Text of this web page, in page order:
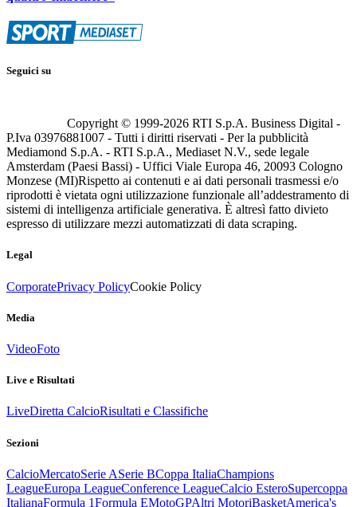
Seguici su
Copyright © 1999-2026 RTI S.p.A. Business Digital -
P.Iva 03976881007 - Tutti i diritti riservati - Per la pubblicità
Mediamond S.p.A. - RTI S.p.A., Mediaset N.V., sede legale
Amsterdam (Paesi Bassi) - Uffici Viale Europa 46, 20093 Cologno
Monzese (MI)Rispetto ai contenuti e ai dati personali trasmessi e/o
riprodotti è vietata ogni utilizzazione funzionale all’addestramento di
sistemi di intelligenza artificiale generativa. È altresì fatto divieto
espresso di utilizzare mezzi automatizzati di data scraping.
Legal
CorporatePrivacy PolicyCookie Policy
Media
VideoFoto
Live e Risultati
LiveDiretta CalcioRisultati e Classifiche
Sezioni
CalcioMercatoSerie ASerie BCoppa ItaliaChampions
LeagueEuropa LeagueConference LeagueCalcio EsteroSupercoppa
ItalianaFormula 1Formula EMotoGPAltri MotoriBasketAmerica's